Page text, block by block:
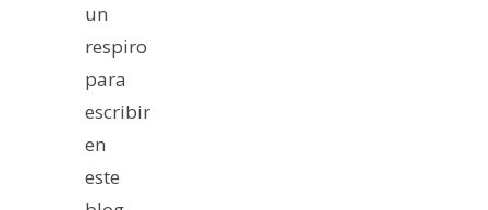
un
respiro
para
escribir
en
este